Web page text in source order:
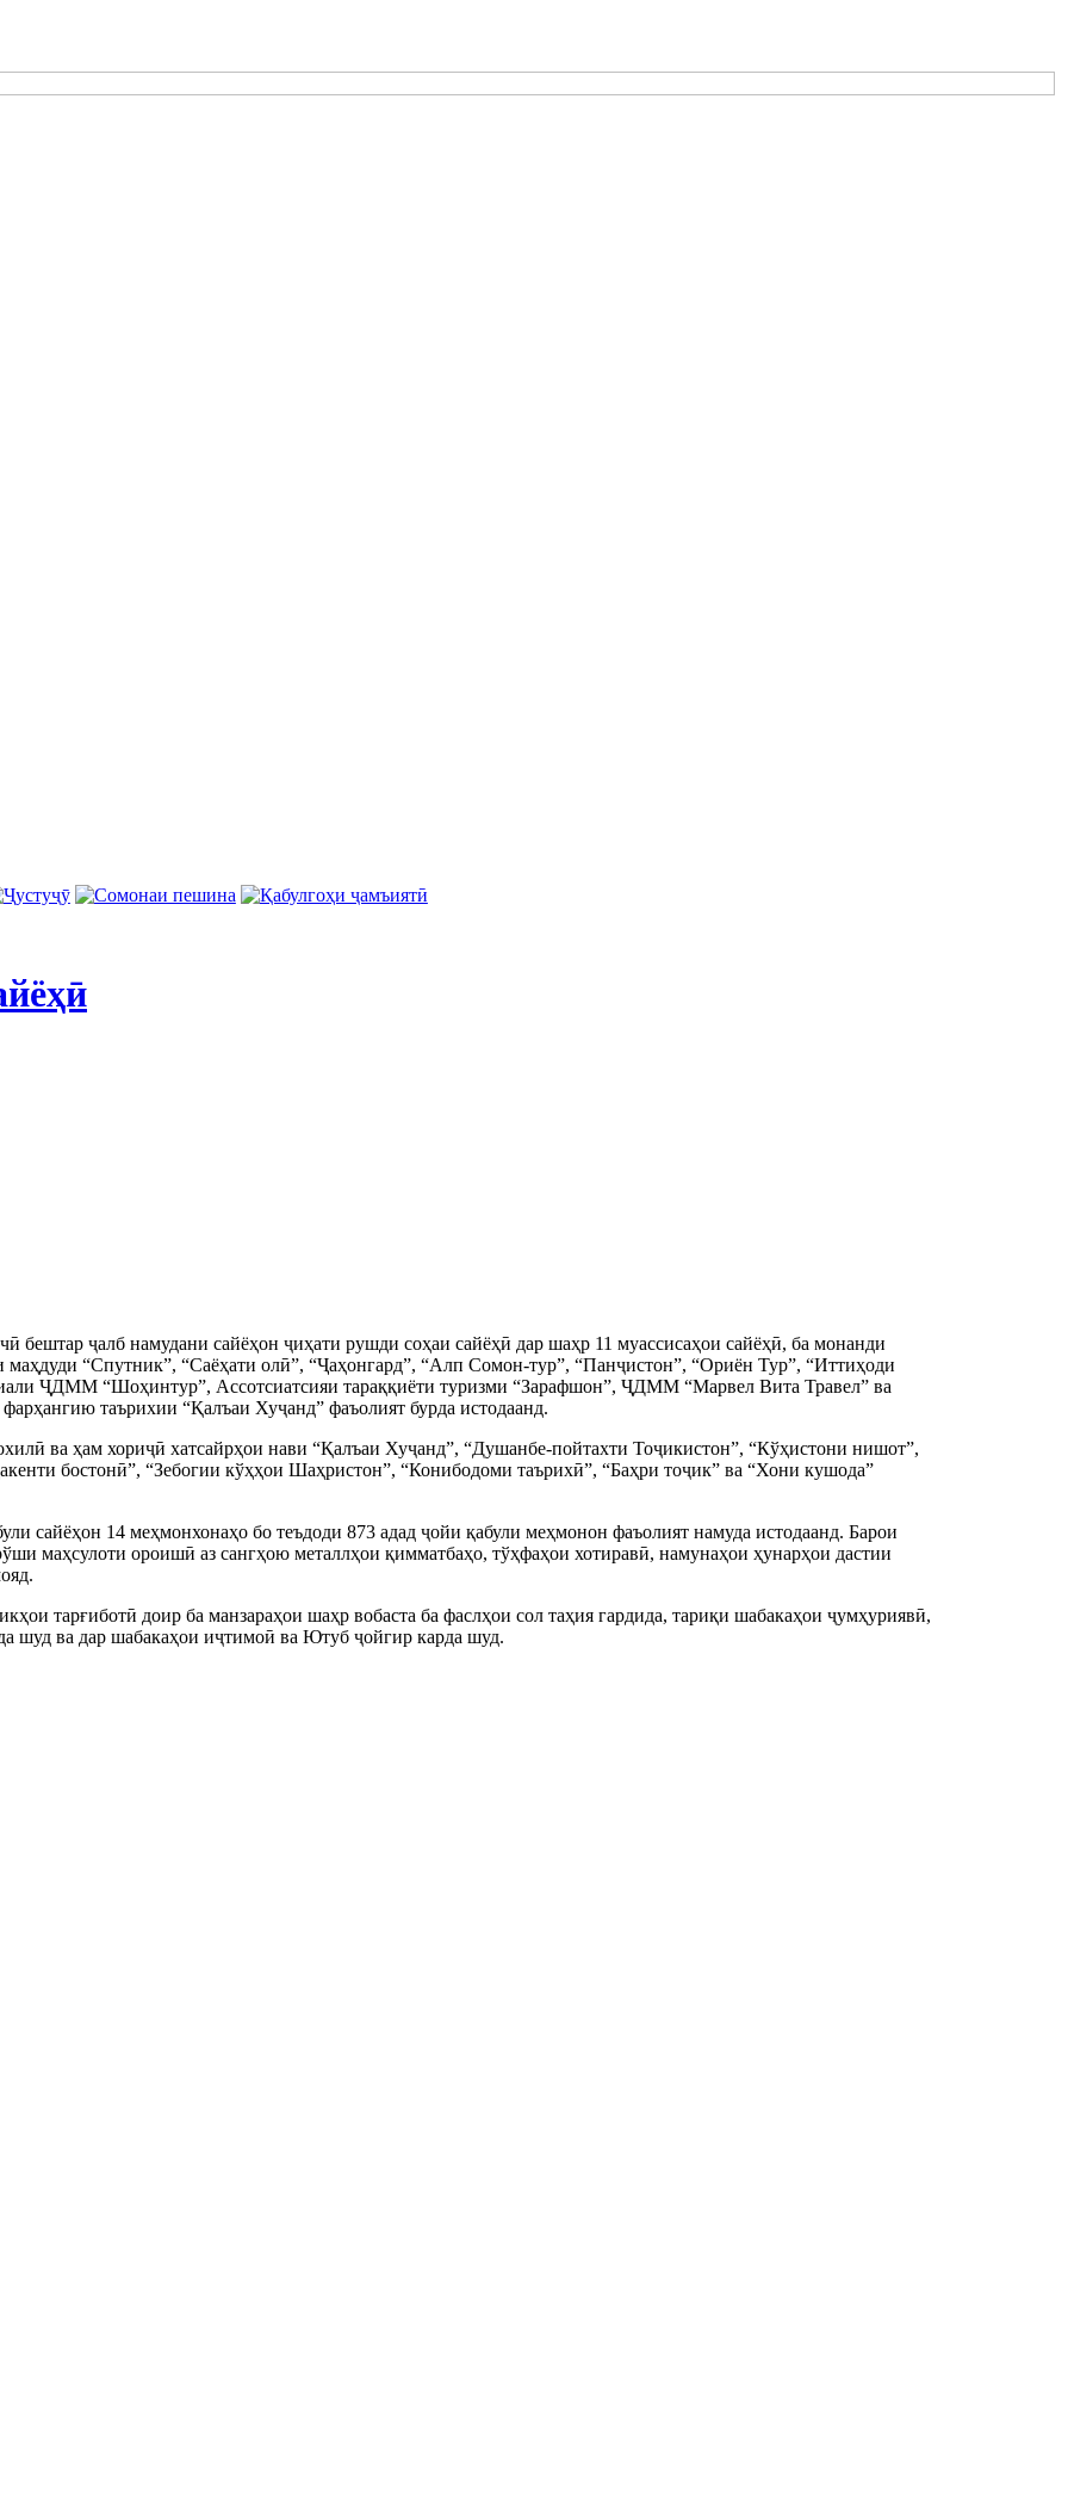
бештар ҷалб намудани сайёҳон ҷиҳати рушди соҳаи сайёҳӣ дар шаҳр 11 муассисаҳои сайёҳӣ, ба монанди
маҳдуди “Спутник”, “Саёҳати олӣ”, “Ҷаҳонгард”, “Алп Сомон-тур”, “Панҷистон”, “Ориён Тур”, “Иттиҳоди
ҶДММ “Шоҳинтур”, Ассотсиатсияи тараққиёти туризми “Зарафшон”, ҶДММ “Марвел Вита Травел” ва
таърихии “Қалъаи Хуҷанд” фаъолият бурда истодаанд.
ва ҳам хориҷӣ хатсайрҳои нави “Қалъаи Хуҷанд”, “Душанбе-пойтахти Тоҷикистон”, “Кўҳистони нишот”,
бостонӣ”, “Зебогии кўҳҳои Шаҳристон”, “Конибодоми таърихӣ”, “Баҳри тоҷик” ва “Хони кушода”
сайёҳон 14 меҳмонхонаҳо бо теъдоди 873 адад ҷойи қабули меҳмонон фаъолият намуда истодаанд. Барои
маҳсулоти ороишӣ аз сангҳою металлҳои қимматбаҳо, тўҳфаҳои хотиравӣ, намунаҳои ҳунарҳои дастии
тарғиботӣ доир ба манзараҳои шаҳр вобаста ба фаслҳои сол таҳия гардида, тариқи шабакаҳои ҷумҳуриявӣ,
шуд ва дар шабакаҳои иҷтимоӣ ва Ютуб ҷойгир карда шуд.